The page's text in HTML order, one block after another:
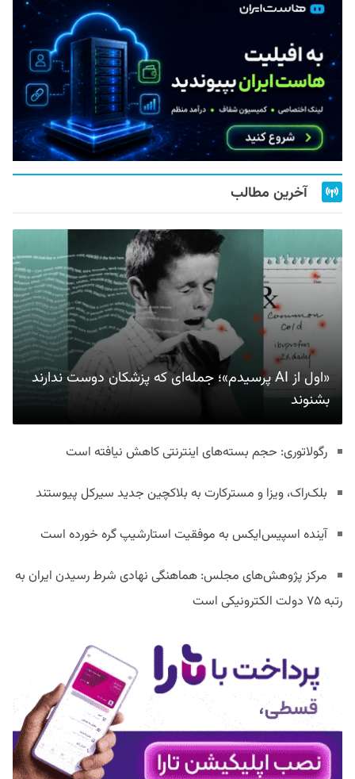
آخرین مطالب
«اول از AI پرسیدم»؛ جمله‌ای که پزشکان دوست ندارند
بشنوند
رگولاتوری: حجم بسته‌های اینترنتی کاهش نیافته است
بلک‌راک، ویزا و مسترکارت به بلاکچین جدید سیرکل پیوستند
آینده اسپیس‌ایکس به موفقیت استارشیپ گره خورده است
مرکز پژوهش‌های مجلس: هماهنگی نهادی شرط رسیدن ایران به
رتبه ۷۵ دولت الکترونیکی است